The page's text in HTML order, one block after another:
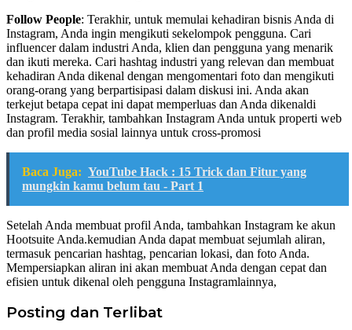
Follow People: Terakhir, untuk memulai kehadiran bisnis Anda di
Instagram, Anda ingin mengikuti sekelompok pengguna. Cari
influencer dalam industri Anda, klien dan pengguna yang menarik
dan ikuti mereka. Cari hashtag industri yang relevan dan membuat
kehadiran Anda dikenal dengan mengomentari foto dan mengikuti
orang-orang yang berpartisipasi dalam diskusi ini. Anda akan
terkejut betapa cepat ini dapat memperluas dan Anda dikenaldi
Instagram. Terakhir, tambahkan Instagram Anda untuk properti web
dan profil media sosial lainnya untuk cross-promosi
Baca Juga: YouTube Hack : 15 Trick dan Fitur yang
mungkin kamu belum tau - Part 1
Setelah Anda membuat profil Anda, tambahkan Instagram ke akun
Hootsuite Anda.kemudian Anda dapat membuat sejumlah aliran,
termasuk pencarian hashtag, pencarian lokasi, dan foto Anda.
Mempersiapkan aliran ini akan membuat Anda dengan cepat dan
efisien untuk dikenal oleh pengguna Instagramlainnya,
Posting dan Terlibat